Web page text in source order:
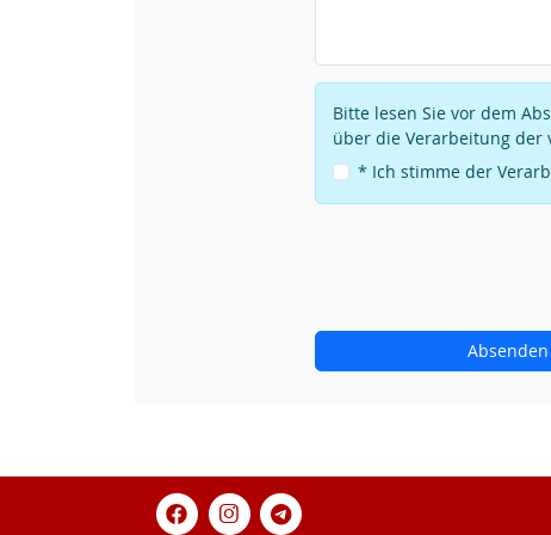
Bitte lesen Sie vor dem
über die Verarbeitung
* Ich stimme der
Absenden